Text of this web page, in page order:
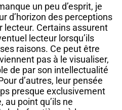
un peu d’esprit, je
d’horizon des perceptions
lecteur. Certains assurent
lecteur lorsqu’ils
raisons. Ce peut être
pas à le visualiser,
de par son intellectualité
d’autres, leur pensée
presque exclusivement
au point qu’ils ne